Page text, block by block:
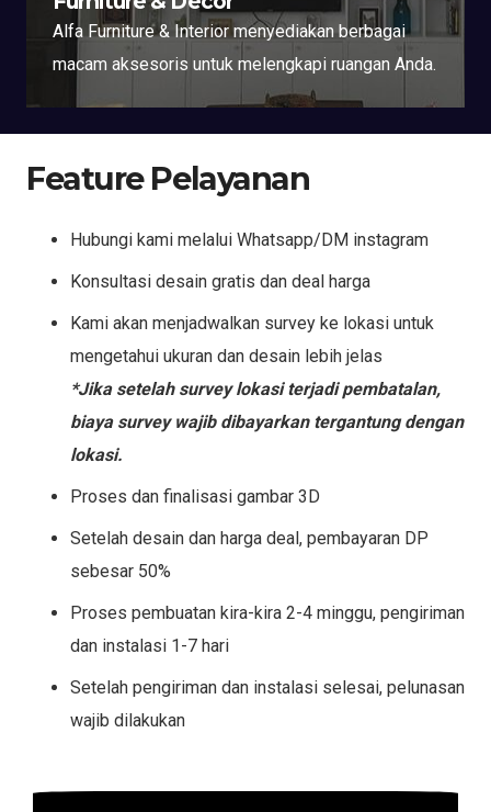
Alfa Furniture & Interior menyediakan berbagai
macam aksesoris untuk melengkapi ruangan Anda.
Feature Pelayanan
Hubungi kami melalui Whatsapp/DM instagram
Konsultasi desain gratis dan deal harga
Kami akan menjadwalkan survey ke lokasi untuk
mengetahui ukuran dan desain lebih jelas
*Jika setelah survey lokasi terjadi pembatalan,
biaya survey wajib dibayarkan tergantung dengan
lokasi.
Proses dan finalisasi gambar 3D
Setelah desain dan harga deal, pembayaran DP
sebesar 50%
Proses pembuatan kira-kira 2-4 minggu, pengiriman
dan instalasi 1-7 hari
Setelah pengiriman dan instalasi selesai, pelunasan
wajib dilakukan